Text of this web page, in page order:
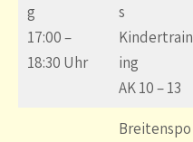
g
17:00 –
18:30 Uhr
s
Kindertrain
ing
AK 10 – 13
Breitenspo